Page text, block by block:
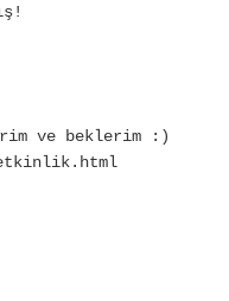
ve beklerim :)